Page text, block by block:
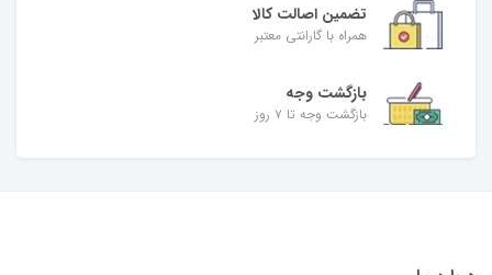
تضمین اصالت کالا
همراه با گارانتی معتبر
بازگشت وجه
بازگشت وجه تا ۷ روز